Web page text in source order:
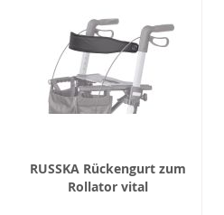
RUSSKA Rückengurt zum
Rollator vital